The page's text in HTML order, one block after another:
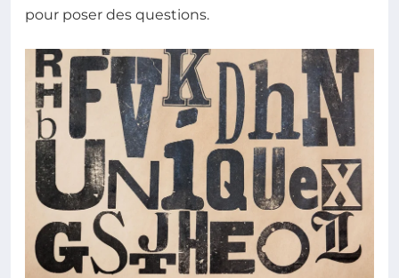
pour poser des questions.